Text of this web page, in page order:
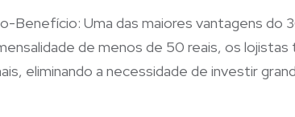
Benefício: Uma das maiores vantagens do
de menos de 50 reais, os
eliminando a necessidade de investir